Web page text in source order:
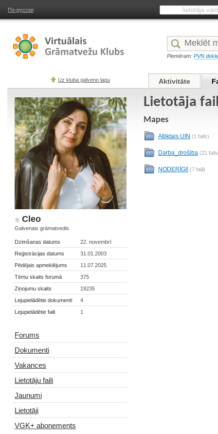
По-русски
Piemēram: PVN
Uz kluba galveno lapu Aktivitāte
Cleo
Galvenais grāmatvedis
Dzimšanas datums
22. novembrī
Reģistrācijas datums
31.01.2003
Pēdējais apmeklējums
11.07.2025
Tēmu skaits forumā
375
Ziņojumu skaits
19235
Lejupielādētie dokumenti
4
Lejupielādētie faili
1
Forums
Dokumenti
Vakances
Lietotāju faili
Jaunumi
Lietotāji
VGK+ abonements
Lietotāja
Mapes
Atliktais UIN (1 fails)
Darba_drošiba (21
NODERĪGI! (7 faili)